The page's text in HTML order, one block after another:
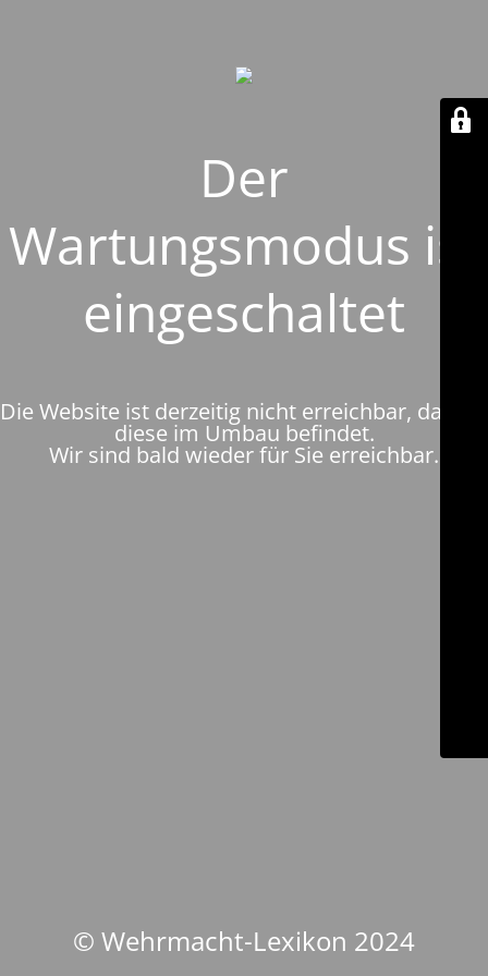
Der
Wartungsmodus ist
eingeschaltet
Die Website ist derzeitig nicht erreichbar, da sich
diese im Umbau befindet.
Wir sind bald wieder für Sie erreichbar.
© Wehrmacht-Lexikon 2024